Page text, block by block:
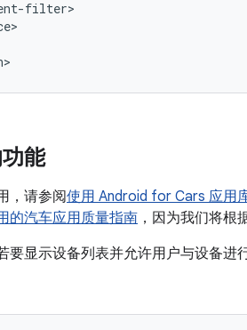
能
，请参阅使用 Android for Cars 应用
的汽车应用质量指南 ，因为我们将根
要显示设备列表并允许用户与设备进